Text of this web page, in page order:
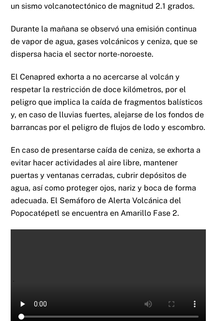
un sismo volcanotectónico de magnitud 2.1 grados.
Durante la mañana se observó una emisión continua
de vapor de agua, gases volcánicos y ceniza, que se
dispersa hacia el sector norte-noroeste.
El Cenapred exhorta a no acercarse al volcán y
respetar la restricción de doce kilómetros, por el
peligro que implica la caída de fragmentos balísticos
y, en caso de lluvias fuertes, alejarse de los fondos de
barrancas por el peligro de flujos de lodo y escombro.
En caso de presentarse caída de ceniza, se exhorta a
evitar hacer actividades al aire libre, mantener
puertas y ventanas cerradas, cubrir depósitos de
agua, así como proteger ojos, nariz y boca de forma
adecuada. El Semáforo de Alerta Volcánica del
Popocatépetl se encuentra en Amarillo Fase 2.